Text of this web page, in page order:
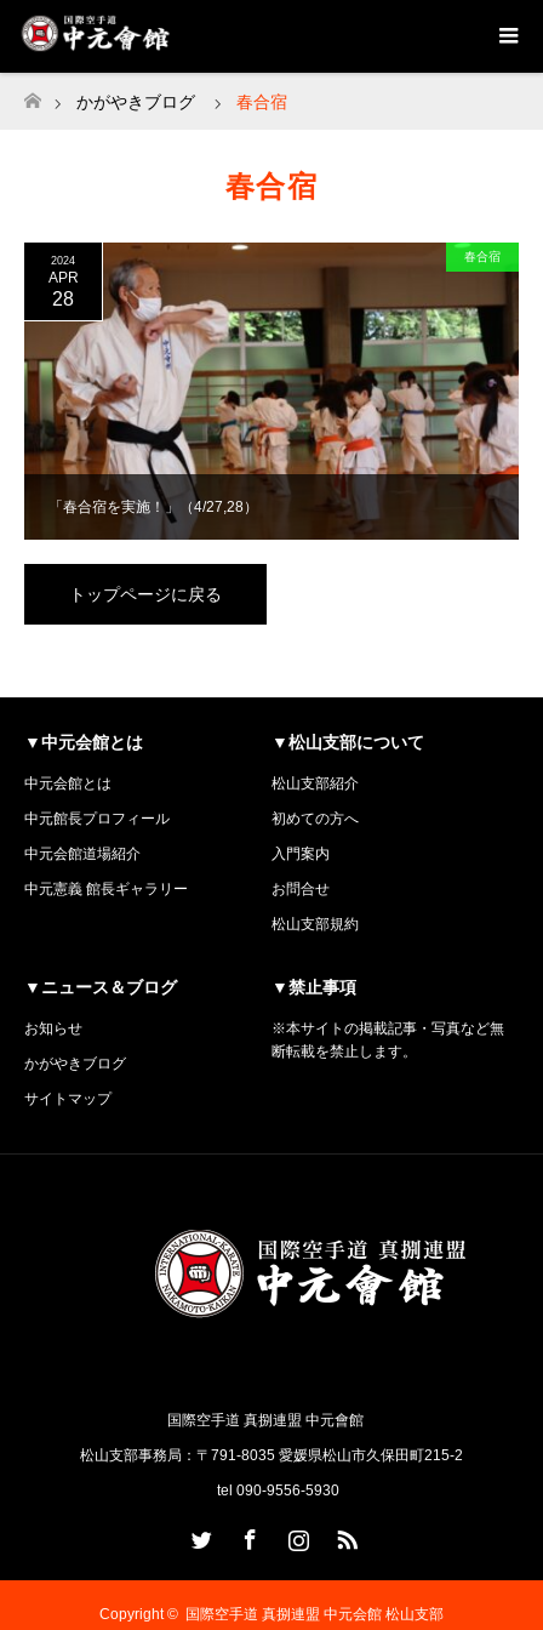
ホーム
かがやきブログ 春合宿
春合宿
「春合宿を実施！」（4/27,28）
2024
APR
28
春合宿
トップページに戻る
▼中元会館とは
中元会館とは
中元館長プロフィール
中元会館道場紹介
中元憲義 館長ギャラリー
▼松山支部について
松山支部紹介
初めての方へ
入門案内
お問合せ
松山支部規約
▼ニュース＆ブログ
お知らせ
かがやきブログ
サイトマップ
▼禁止事項
※本サイトの掲載記事・写真など無
断転載を禁止します。
国際空手道 真捌連盟 中元會館
松山支部事務局：〒791-8035 愛媛県松山市久保田町215-2
tel 090-9556-5930
Copyright © 国際空手道 真捌連盟 中元会館 松山支部